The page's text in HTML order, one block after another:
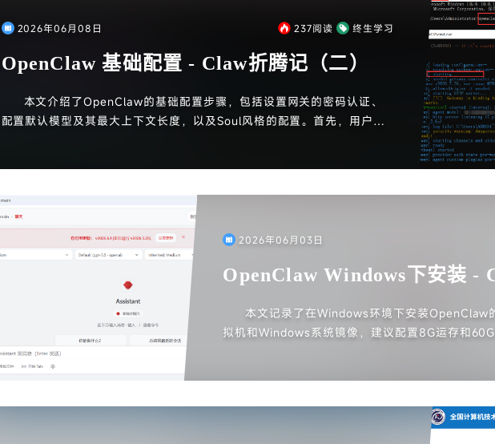
2026年06月08日 237阅读 终生学习
OpenClaw 基础配置 - Claw折腾记（二）
本文介绍了OpenClaw的基础配置步骤，包括设置网关的密码认证、
配置默认模型及其最大上下文长度，以及Soul风格的配置。首先，用户需
最后，重启网关并通过浏览器访问，完成身份定义和介绍。
2026年06月03日
OpenClaw Windows下安装 -
本文记录了在Windows环境下安装OpenClaw
拟机和Windows系统镜像，建议配置8G运存和
后续管理OpenClaw。